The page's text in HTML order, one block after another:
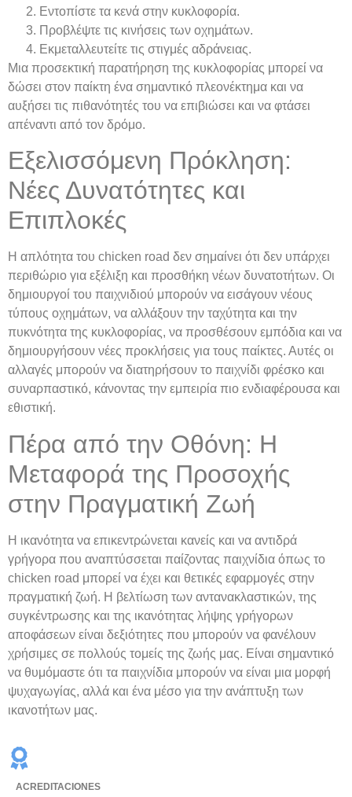
Εντοπίστε τα κενά στην κυκλοφορία.
Προβλέψτε τις κινήσεις των οχημάτων.
Εκμεταλλευτείτε τις στιγμές αδράνειας.
Μια προσεκτική παρατήρηση της κυκλοφορίας μπορεί να
δώσει στον παίκτη ένα σημαντικό πλεονέκτημα και να
αυξήσει τις πιθανότητές του να επιβιώσει και να φτάσει
απέναντι από τον δρόμο.
Εξελισσόμενη Πρόκληση:
Νέες Δυνατότητες και
Επιπλοκές
Η απλότητα του chicken road δεν σημαίνει ότι δεν υπάρχει
περιθώριο για εξέλιξη και προσθήκη νέων δυνατοτήτων. Οι
δημιουργοί του παιχνιδιού μπορούν να εισάγουν νέους
τύπους οχημάτων, να αλλάξουν την ταχύτητα και την
πυκνότητα της κυκλοφορίας, να προσθέσουν εμπόδια και να
δημιουργήσουν νέες προκλήσεις για τους παίκτες. Αυτές οι
αλλαγές μπορούν να διατηρήσουν το παιχνίδι φρέσκο και
συναρπαστικό, κάνοντας την εμπειρία πιο ενδιαφέρουσα και
εθιστική.
Πέρα από την Οθόνη: Η
Μεταφορά της Προσοχής
στην Πραγματική Ζωή
Η ικανότητα να επικεντρώνεται κανείς και να αντιδρά
γρήγορα που αναπτύσσεται παίζοντας παιχνίδια όπως το
chicken road μπορεί να έχει και θετικές εφαρμογές στην
πραγματική ζωή. Η βελτίωση των αντανακλαστικών, της
συγκέντρωσης και της ικανότητας λήψης γρήγορων
αποφάσεων είναι δεξιότητες που μπορούν να φανέλουν
χρήσιμες σε πολλούς τομείς της ζωής μας. Είναι σημαντικό
να θυμόμαστε ότι τα παιχνίδια μπορούν να είναι μια μορφή
ψυχαγωγίας, αλλά και ένα μέσο για την ανάπτυξη των
ικανοτήτων μας.
ACREDITACIONES